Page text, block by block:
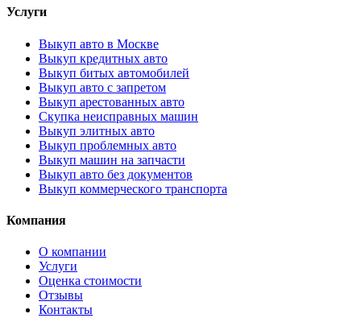
Услуги
Выкуп авто в Москве
Выкуп кредитных авто
Выкуп битых автомобилей
Выкуп авто с запретом
Выкуп арестованных авто
Скупка неисправных машин
Выкуп элитных авто
Выкуп проблемных авто
Выкуп машин на запчасти
Выкуп авто без документов
Выкуп коммерческого транспорта
Компания
О компании
Услуги
Оценка стоимости
Отзывы
Контакты